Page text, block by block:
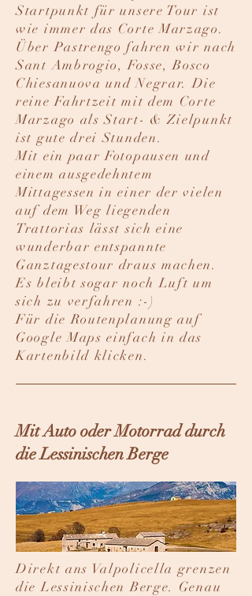
Startpunkt für unsere Tour ist
wie immer das Corte Marzago.
Über Pastrengo fahren wir nach
Sant Ambrogio, Fosse, Bosco
Chiesanuova und Negrar. Die
reine Fahrtzeit mit dem Corte
Marzago als Start- & Zielpunkt
ist gute drei Stunden.
Mit ein paar Fotopausen und
einem ausgedehntem
Mittagessen in einer der vielen
auf dem Weg liegenden
Trattorias lässt sich eine
wunderbar entspannte
Ganztagestour draus machen.
Es bleibt sogar noch Luft um
sich zu verfahren :-)
Für die Routenplanung auf
Google Maps einfach in das
Kartenbild klicken.
Mit Auto oder Motorrad durch
die Lessinischen Berge
​Direkt ans Valpolicella grenzen
die Lessinischen Berge. Genau